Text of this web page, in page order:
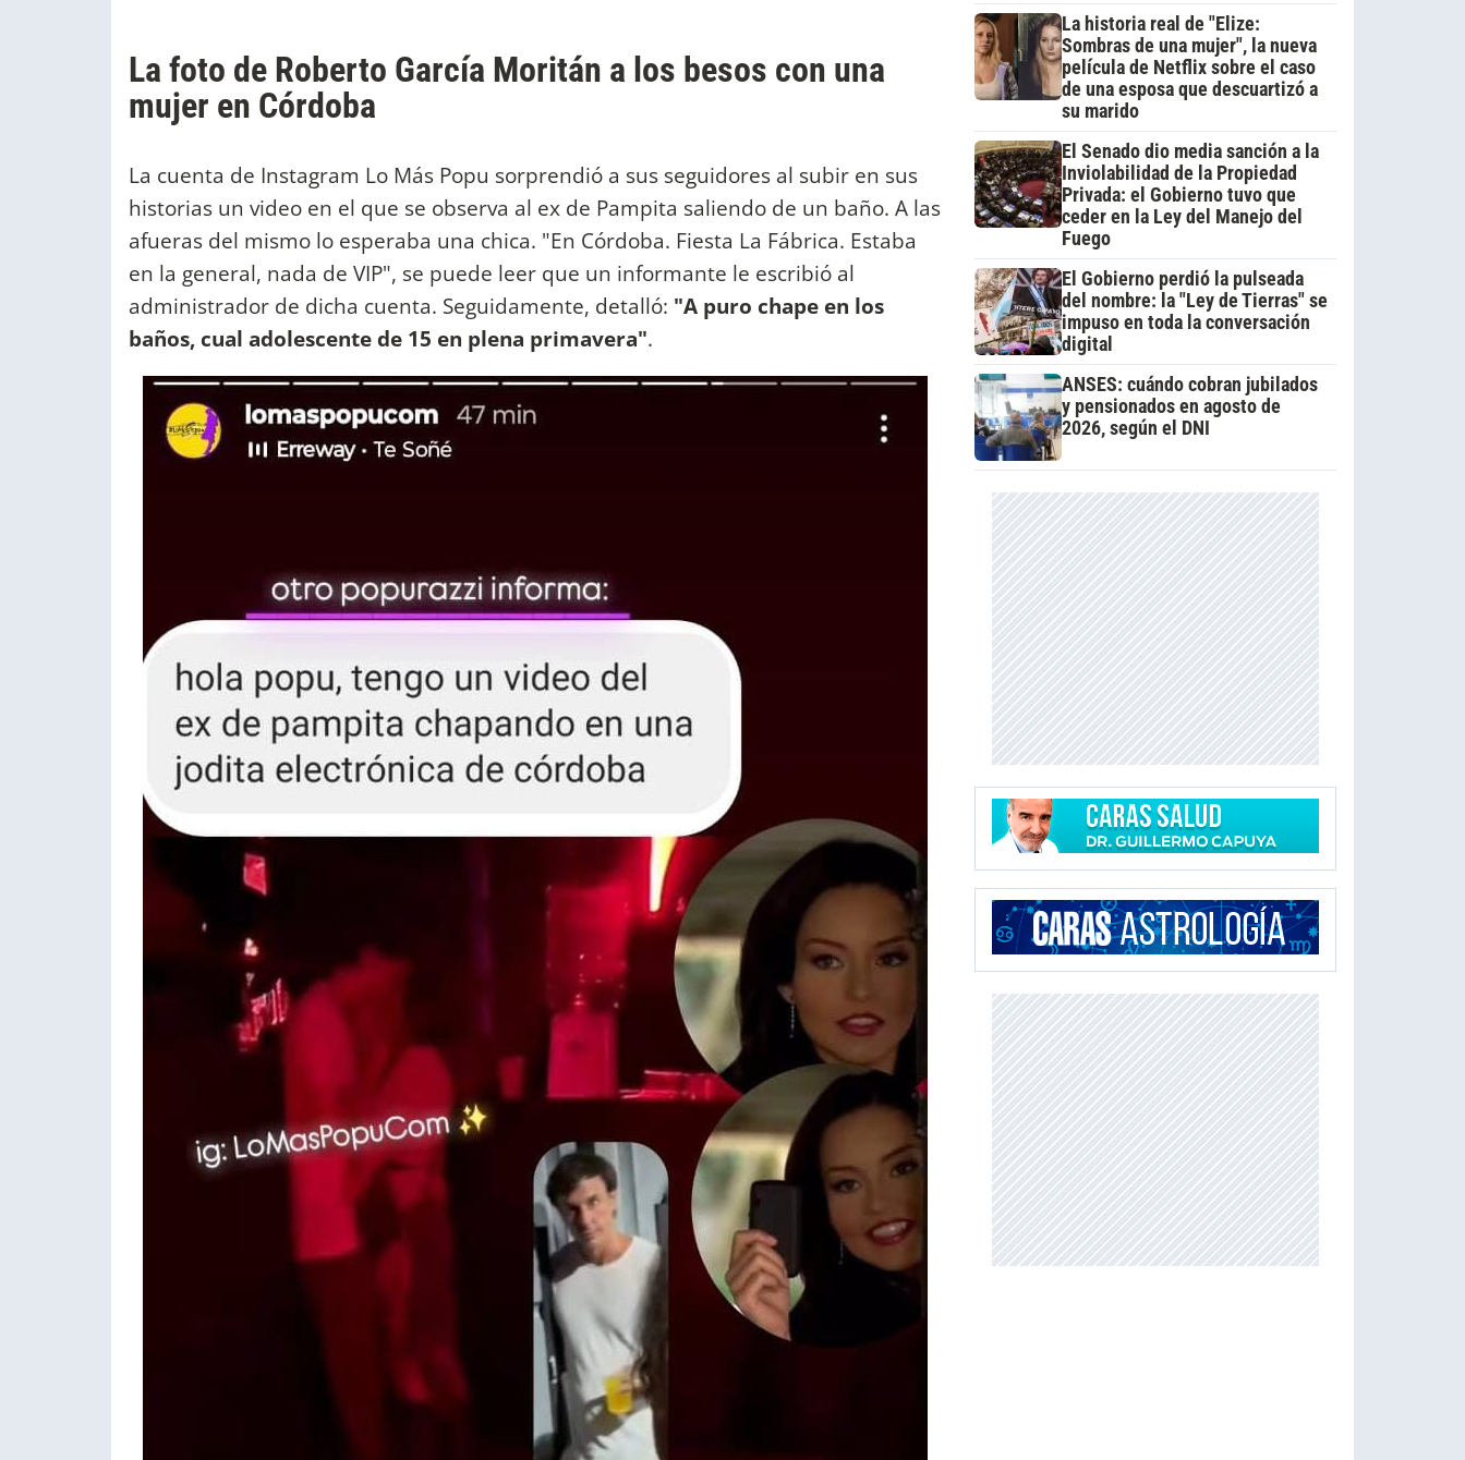
La foto de Roberto García Moritán a los besos con una
mujer en Córdoba
La cuenta de Instagram Lo Más Popu sorprendió a sus seguidores al subir en sus
historias un video en el que se observa al ex de Pampita saliendo de un baño. A las
afueras del mismo lo esperaba una chica. "En Córdoba. Fiesta La Fábrica. Estaba
en la general, nada de VIP", se puede leer que un informante le escribió al
administrador de dicha cuenta. Seguidamente, detalló: "A puro chape en los
baños, cual adolescente de 15 en plena primavera".
La historia real de "Elize:
Sombras de una mujer", la nueva
película de Netflix sobre el caso
de una esposa que descuartizó a
su marido
El Senado dio media sanción a la
Inviolabilidad de la Propiedad
Privada: el Gobierno tuvo que
ceder en la Ley del Manejo del
Fuego
El Gobierno perdió la pulseada
del nombre: la "Ley de Tierras" se
impuso en toda la conversación
digital
ANSES: cuándo cobran jubilados
y pensionados en agosto de
2026, según el DNI